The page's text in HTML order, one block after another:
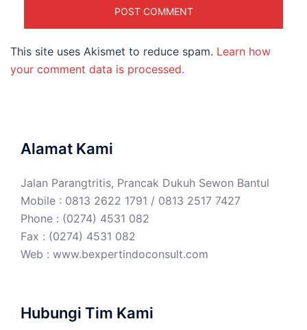
This site uses Akismet to reduce spam. Learn how
your comment data is processed.
Alamat Kami
Jalan Parangtritis, Prancak Dukuh Sewon Bantul
Mobile : 0813 2622 1791 / 0813 2517 7427
Phone : (0274) 4531 082
Fax : (0274) 4531 082
Web : www.bexpertindoconsult.com
Hubungi Tim Kami